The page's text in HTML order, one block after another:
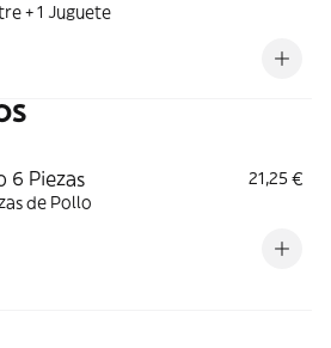
+ 1 Juguete
6 Piezas
21,25 €
de Pollo